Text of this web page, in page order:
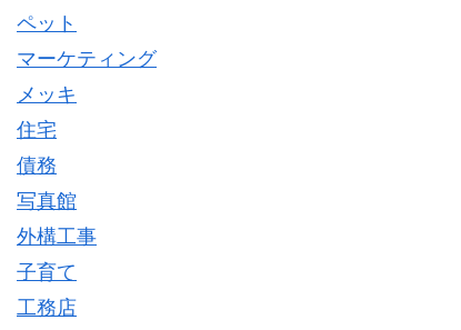
ペット
マーケティング
メッキ
住宅
債務
写真館
外構工事
子育て
工務店